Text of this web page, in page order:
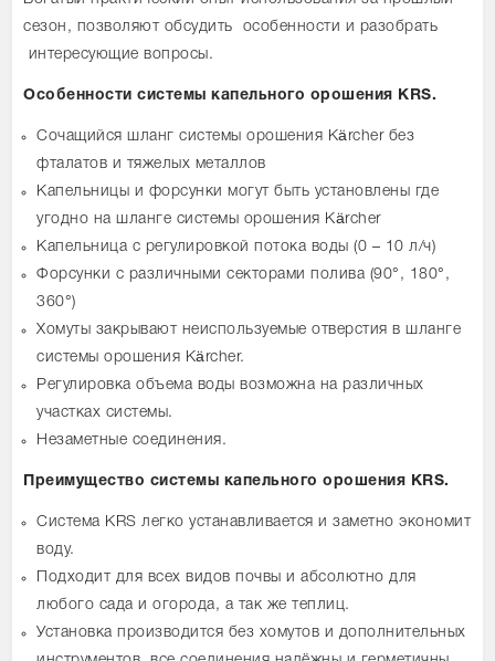
сезон, позволяют обсудить особенности и разобрать
интересующие вопросы.
Особенности системы капельного орошения KRS.
Сочащийся шланг системы орошения Kärcher без
фталатов и тяжелых металлов
Капельницы и форсунки могут быть установлены где
угодно на шланге системы орошения Kärcher
Капельница с регулировкой потока воды (0 – 10 л/ч)
Форсунки с различными секторами полива (90°, 180°,
360°)
Хомуты закрывают неиспользуемые отверстия в шланге
системы орошения Kärcher.
Регулировка объема воды возможна на различных
участках системы.
Незаметные соединения.
Преимущество системы капельного орошения KRS.
Система KRS легко устанавливается и заметно экономит
воду.
Подходит для всех видов почвы и абсолютно для
любого сада и огорода, а так же теплиц.
Установка производится без хомутов и дополнительных